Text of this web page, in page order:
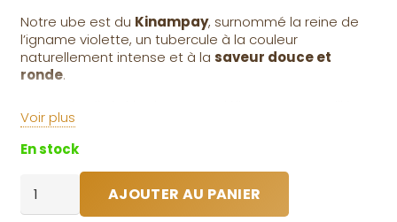
Notre ube est du Kinampay, surnommé la reine de
l’igname violette, un tubercule à la couleur
naturellement intense et à la saveur douce et
ronde.
quise déploient pleinement lorsqu’il est bien
préparé
réconfortante.
Réduit en poudre fine après cuisson, notre ube se
Voir plus
En stock
de
Poudre
AJOUTER AU PANIER